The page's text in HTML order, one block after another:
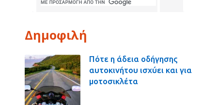
Δημοφιλή
Πότε η άδεια οδήγησης
αυτοκινήτου ισχύει και για
μοτοσικλέτα